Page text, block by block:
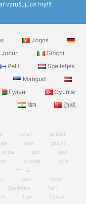
vzrušujúce hry!!!
Jogos
Jocuri
Giochi
Pelit
Spelletjes
Mangud
Гульні
Oyunlar
खेल
游戏
jocuri
jatekok
jeux
giochi
игры spill
spel
oyunlar
lojra
ゲーム
Jeux
Jocuri
Spelletjes
Pelit
Ігри
Гульні